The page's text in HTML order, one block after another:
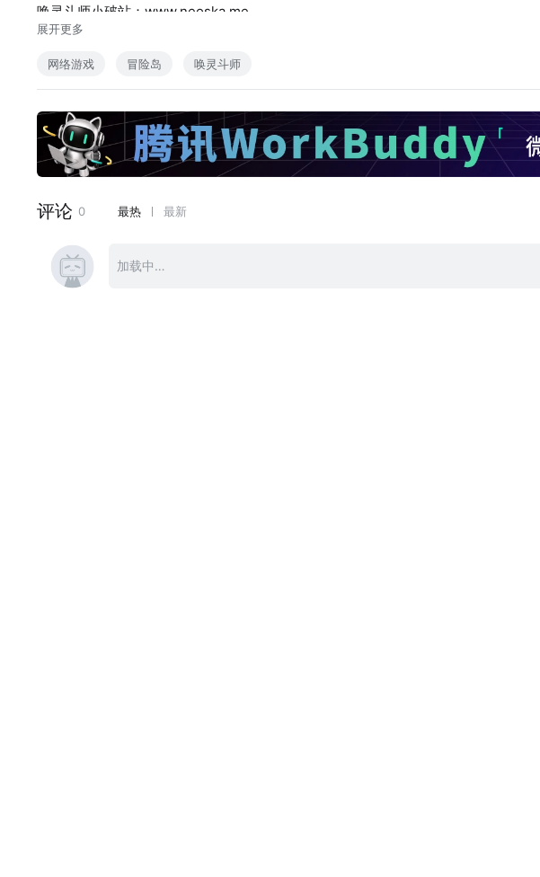
唤灵斗师小破站：www.neoska.me
B站冒险岛wiki工具箱：
祝各位新年快乐
展开更多
网络游戏 冒险岛 唤灵斗师